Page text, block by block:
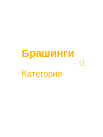
Брашинги
Категория